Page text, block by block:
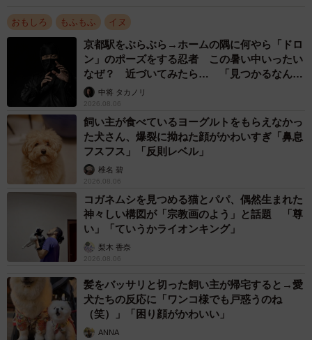
2/4
「お留守番で寂しい思いをたくさんさせてしまった分、今度は私が長い
こと寂しい思いをさせられそうです…」と飼い主さん。
「今度は私が寂しい思いをさせられそうです…」
ーークッキーちゃんの爪跡はいつ頃からつき始めたのです
か？
「この家に越してからすぐに傷だらけになり、10年でここ
まで大きく傷が成長しました」
ーー扉を開けた時、クッキーちゃんはいつもどんな風に出
おもしろ もふもふ イヌ
京都駅をぶらぶら→ホームの隅に何やら「ドロ
ン」のポーズをする忍者 この暑い中いったい
なぜ？ 近づいてみたら… 「見つかるなんて
未熟」中将 タカノリ
2026.08.06
飼い主が食べているヨーグルトをもらえなかっ
た犬さん、爆裂に拗ねた顔がかわいすぎ「鼻息
フスフス」「反則レベル」
椎名 碧
2026.08.06
コガネムシを見つめる猫とパパ、偶然生まれた
神々しい構図が「宗教画のよう」と話題 「尊
い」「ていうかライオンキング」
梨木 香奈
2026.08.06
髪をバッサリと切った飼い主が帰宅すると→愛
犬たちの反応に「ワンコ様でも戸惑うのね
（笑）」「困り顔がかわいい」
ANNA